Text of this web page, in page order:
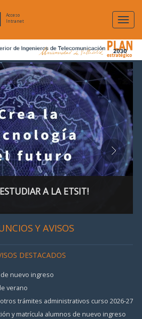
|
Acceso
Intranet
A LA ETSIT!
Y AVISOS
DESTACADOS
nuevo ingreso
verano
trámites administrativos curso 2026-27
y matrícula alumnos de nuevo ingreso